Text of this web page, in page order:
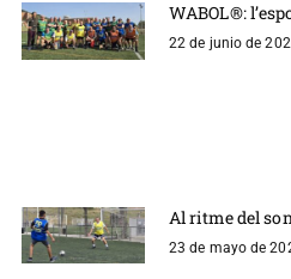
WABOL®:
22 de junio de
Al ritme del
23 de mayo de